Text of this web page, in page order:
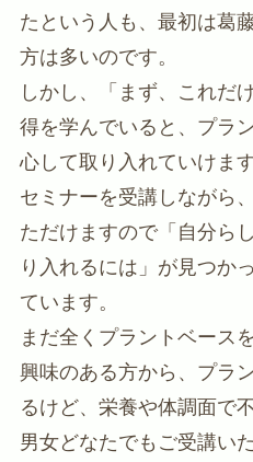
たという人も、最初は葛
方は多いのです。
しかし、「まず、これだ
得を学んでいると、プラ
心して取り入れていけます
セミナーを受講しながら
ただけますので「自分ら
り入れるには」が見つか
ています。
まだ全くプラントベース
興味のある方から、プラ
るけど、栄養や体調面で
男女どなたでもご受講い